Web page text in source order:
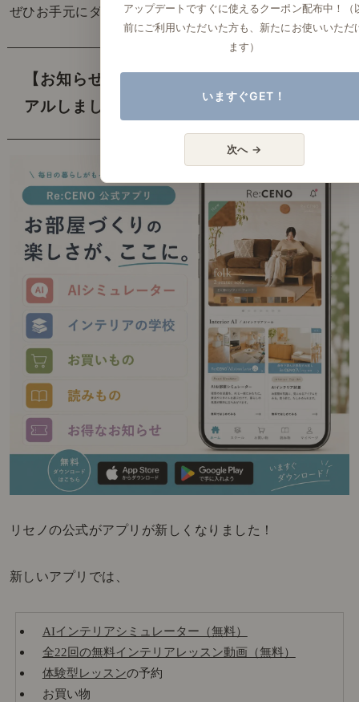
ぜひお手元にダウンロードしてみてください。
【お知らせ】 リセノ公式アプリをリニュー
アルしました。
リセノの公式がアプリが新しくなりました！
新しいアプリでは、
AIインテリアシミュレーター（無料）
全22回の無料インテリアレッスン動画（無料）
体験型レッスンの予約
お買い物
アップデートですぐに使えるクーポン配布中！（
前にご利用いただいた方も、新たにお使いいただ
ます）
いますぐGET！
次へ →